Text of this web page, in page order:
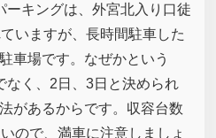
ーキングは、外宮北入り口徒
いますが、長時間駐車した
車場です。なぜかという
なく、2日、3日と決められ
があるからです。収容台数
ので、満車に注意しましょ